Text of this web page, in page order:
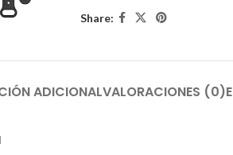
Share:
ADICIONALVALORACIONES (0)